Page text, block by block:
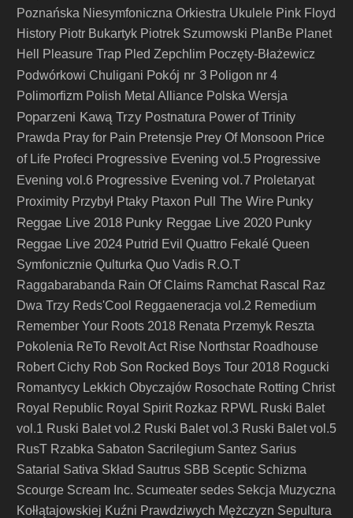
Poznańska Niesymfoniczna Orkiestra Ukulele Pink Floyd
History Piotr Bukartyk Piotrek Szumowski PlanBe Planet
Hell
Pleasure Trap Pled Zepchlim Poczęty-Błażewicz
Podwórkowi Chuligani Pokój nr 3 Poligon nr 4
Polimorfizm Polish Metal Alliance Polska Wersja
Poparzeni Kawą Trzy Postnatura Power of Trinity
Prawda Pray for Pain Pretensje Prey Of Monsoon Price
of Life Profeci Progressive Evening vol.5 Progressive
Evening vol.6 Progressive Evening vol.7 Proletaryat
Proximity Przybył Ptaky Ptaxon Pull The Wire Punky
Reggae Live 2018 Punky Reggae Live 2020 Punky
Reggae Live 2024 Putrid Evil Quattro Fekalé Queen
Symfonicznie Qulturka Quo Vadis R.O.T
Raggabarabanda Rain Of Claims Ramchat Rascal
Raz
Dwa Trzy Reds'Cool Reggaeneracja vol.2 Remedium
Remember Your Roots 2018 Renata Przemyk Reszta
Pokolenia ReTo Revolt Act Rise Northstar Roadhouse
Robert Cichy Rob Son Rocked Boys Tour 2018 Rogucki
Romantycy Lekkich Obyczajów Rosochate Rotting Christ
Royal Republic Royal Spirit Rozkaz RPWL Ruski Balet
vol.1 Ruski Balet vol.2 Ruski Balet vol.3 Ruski Balet vol.5
RusT Rzabka Sabaton Sacrilegium Santez Sarius
Satarial Sativa Skład Sautrus SBB Sceptic Schizma
Scourge Scream Inc. Scumeater sedes Sekcja Muzyczna
Kołłątajowskiej Kuźni Prawdziwych Mężczyzn Sepultura